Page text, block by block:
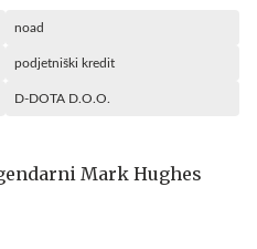
noad
podjetniški kredit
D-DOTA D.O.O.
Mark Hughes